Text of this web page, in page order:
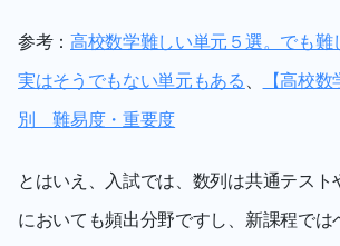
参考：高校数学難しい単元５選。でも難
実はそうでもない単元もある 、
【高校
別　難易度・重要度
とはいえ、入試では、数列は共通テスト
においても頻出分野ですし、新課程では